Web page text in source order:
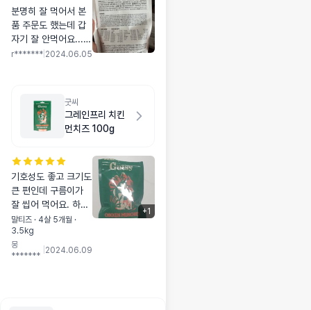
분명히 잘 먹어서 본
품 주문도 했는데 갑
자기 잘 안먹어요...
잊을 때쯤 다시 주면
r******* 2024.06.05
굿씨
그레인프리 치킨
먼치즈 100g
기호성도 좋고 크기도
큰 편인데 구름이가
잘 씹어 먹어요. 하지
만 기호성자체가 구름
이가 카르나를 넘 좋
아하기 때문에 카르나
말티즈 · 4살 5개월 ·
3.5kg
몽
*******
2024.06.09
+1